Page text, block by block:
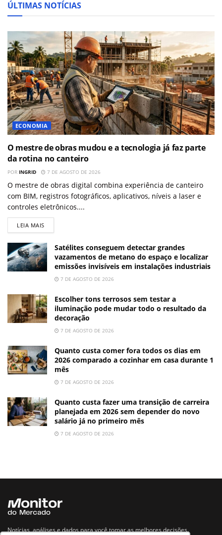
ÚLTIMAS NOTÍCIAS
ECONOMIA
O mestre de obras mudou e a tecnologia já faz parte
da rotina no canteiro
POR INGRID 7 DE AGOSTO DE 2026
O mestre de obras digital combina experiência de canteiro
com BIM, registros fotográficos, aplicativos, níveis a laser e
controles eletrônicos....
LEIA MAIS
Satélites conseguem detectar grandes
vazamentos de metano do espaço e localizar
emissões invisíveis em instalações industriais
7 DE AGOSTO DE 2026
Escolher tons terrosos sem testar a
iluminação pode mudar todo o resultado da
decoração
7 DE AGOSTO DE 2026
Quanto custa comer fora todos os dias em
2026 comparado a cozinhar em casa durante 1
mês
7 DE AGOSTO DE 2026
Quanto custa fazer uma transição de carreira
planejada em 2026 sem depender do novo
salário já no primeiro mês
7 DE AGOSTO DE 2026
Notícias, análises e dados para você tomar as melhores decisões.